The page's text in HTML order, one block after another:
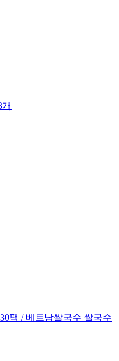
개
팩 / 베트남쌀국수 쌀국수